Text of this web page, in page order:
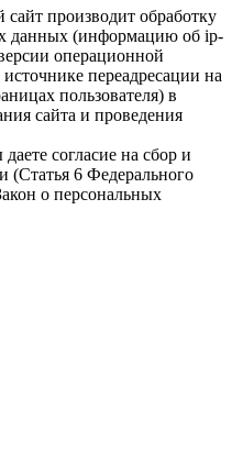
производит обработку
данных (информацию об ip-
операционной
переадресации на
пользователя) в
сайта и проведения
согласие на сбор и
(Статья 6 Федерального
о персональных